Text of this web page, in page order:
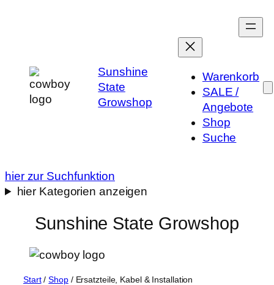
Sunshine
State
Growshop
Warenkorb
SALE /
Angebote
Shop
Suche
hier zur Suchfunktion
hier Kategorien anzeigen
Sunshine State Growshop
Start/Shop/ Ersatzteile, Kabel & Installation